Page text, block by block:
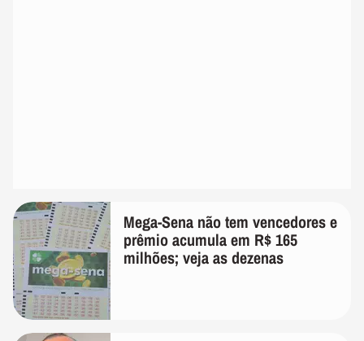
Mega-Sena não tem vencedores e
prêmio acumula em R$ 165
milhões; veja as dezenas